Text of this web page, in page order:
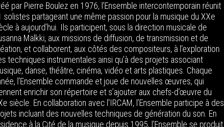
par Pierre Boulez en 1976, l’Ensemble intercontemporain réunit
solistes partageant une même passion pour la musique du XXe
à aujourd’hui. Ils participent, sous la direction musicale de
Mälkki, aux missions de diffusion, de transmission et de
et collaborent, aux côtés des compositeurs, à l’exploration
techniques instrumentales ainsi qu’à des projets associant
danse, théâtre, cinéma, vidéo et arts plastiques. Chaque
l’Ensemble commande et joue de nouvelles œuvres, qui
enrichir son répertoire et s’ajouter aux chefs-d’œuvre du
siècle. En collaboration avec l'IRCAM, l’Ensemble participe à des
incluant des nouvelles techniques de génération du son. En
à la Cité de la musique depuis 1995, l’Ensemble se produit